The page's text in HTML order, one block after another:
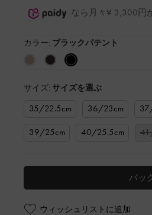
なら月々¥ 3,300円
カラー: ブラックパテント
サイズ: サイズを選ぶ
35/22.5cm 36/23cm
39/25cm
40/25.5cm
バッ
ウィッシュリストに追加